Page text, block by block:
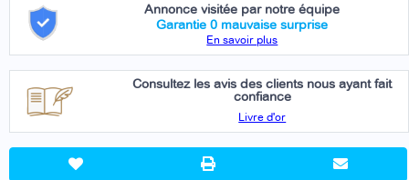
Annonce visitée par notre équipe
Garantie 0 mauvaise surprise
En savoir plus
Consultez les avis des clients nous ayant fait
confiance
Livre d'or